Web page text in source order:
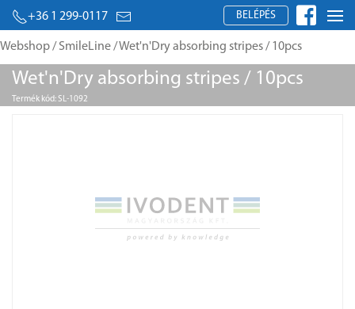
+36 1 299-0117 BELÉPÉS
Webshop/ SmileLine/ Wet'n'Dry absorbing stripes / 10pcs
Wet'n'Dry absorbing stripes / 10pcs
Termék kód: SL-1092